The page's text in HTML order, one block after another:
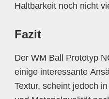
Haltbarkeit noch nicht
Fazit
Der WM Ball Prototyp
einige interessante
Textur, scheint jedoch